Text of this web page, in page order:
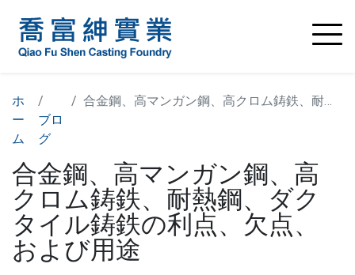
ホ
ー
ム
ブロ
グ
合金鋼、高マンガン鋼、高クロム鋳鉄、耐熱鋼、ダクタイル鋳鉄の利点、欠点、および用途
合金鋼、高マンガン鋼、高
クロム鋳鉄、耐熱鋼、ダク
タイル鋳鉄の利点、欠点、
および用途